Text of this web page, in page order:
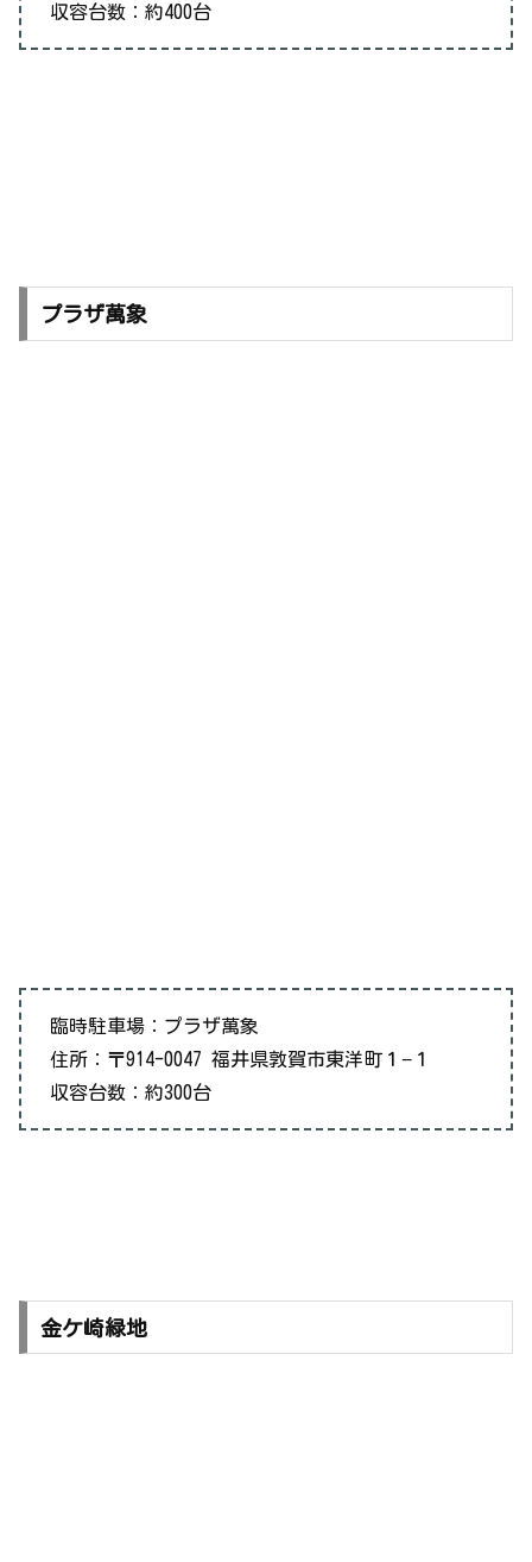
収容台数：約400台
プラザ萬象
臨時駐車場：プラザ萬象
住所：〒914-0047 福井県敦賀市東洋町１−１
収容台数：約300台
金ケ崎緑地